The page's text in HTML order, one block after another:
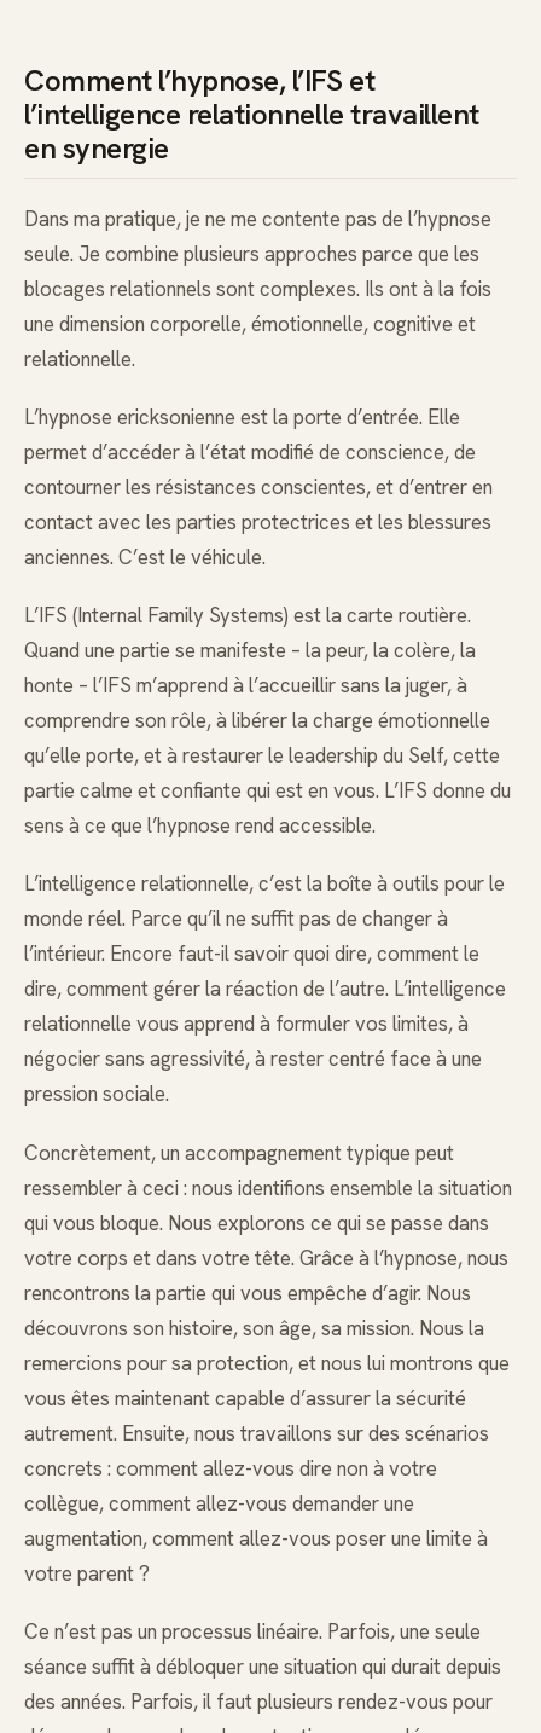
Comment l’hypnose, l’IFS et
l’intelligence relationnelle travaillent
en synergie
Dans ma pratique, je ne me contente pas de l’hypnose
seule. Je combine plusieurs approches parce que les
blocages relationnels sont complexes. Ils ont à la fois
une dimension corporelle, émotionnelle, cognitive et
relationnelle.
L’hypnose ericksonienne est la porte d’entrée. Elle
permet d’accéder à l’état modifié de conscience, de
contourner les résistances conscientes, et d’entrer en
contact avec les parties protectrices et les blessures
anciennes. C’est le véhicule.
L’IFS (Internal Family Systems) est la carte routière.
Quand une partie se manifeste – la peur, la colère, la
honte – l’IFS m’apprend à l’accueillir sans la juger, à
comprendre son rôle, à libérer la charge émotionnelle
qu’elle porte, et à restaurer le leadership du Self, cette
partie calme et confiante qui est en vous. L’IFS donne du
sens à ce que l’hypnose rend accessible.
L’intelligence relationnelle, c’est la boîte à outils pour le
monde réel. Parce qu’il ne suffit pas de changer à
l’intérieur. Encore faut-il savoir quoi dire, comment le
dire, comment gérer la réaction de l’autre. L’intelligence
relationnelle vous apprend à formuler vos limites, à
négocier sans agressivité, à rester centré face à une
pression sociale.
Concrètement, un accompagnement typique peut
ressembler à ceci : nous identifions ensemble la situation
qui vous bloque. Nous explorons ce qui se passe dans
votre corps et dans votre tête. Grâce à l’hypnose, nous
rencontrons la partie qui vous empêche d’agir. Nous
découvrons son histoire, son âge, sa mission. Nous la
remercions pour sa protection, et nous lui montrons que
vous êtes maintenant capable d’assurer la sécurité
autrement. Ensuite, nous travaillons sur des scénarios
concrets : comment allez-vous dire non à votre
collègue, comment allez-vous demander une
augmentation, comment allez-vous poser une limite à
votre parent ?
Ce n’est pas un processus linéaire. Parfois, une seule
séance suffit à débloquer une situation qui durait depuis
des années. Parfois, il faut plusieurs rendez-vous pour